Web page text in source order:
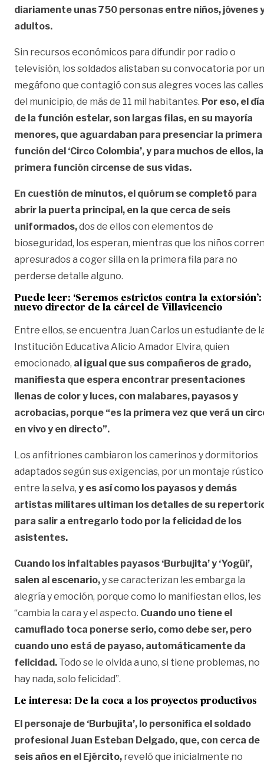
diariamente unas 750 personas entre niños, jóvenes
adultos.
Sin recursos económicos para difundir por radio o
televisión, los soldados alistaban su convocatoria por un
megáfono que contagió con sus alegres voces las calles
del municipio, de más de 11 mil habitantes. Por eso, el día
de la función estelar, son largas filas, en su mayoría
menores, que aguardaban para presenciar la primera
función del ‘Circo Colombia’, y para muchos de ellos, la
primera función circense de sus vidas.
En cuestión de minutos, el quórum se completó para
abrir la puerta principal, en la que cerca de seis
uniformados,dos de ellos con elementos de
bioseguridad, los esperan, mientras que los niños
apresurados a coger silla en la primera fila para no
perderse detalle alguno.
Puede leer: ‘Seremos estrictos contra la extorsión’:
nuevo director de la cárcel de Villavicencio
Entre ellos, se encuentra Juan Carlos un estudiante de
Institución Educativa Alicio Amador Elvira, quien
emocionado, al igual que sus compañeros de grado,
manifiesta que espera encontrar presentaciones
llenas de color y luces, con malabares, payasos y
acrobacias, porque “es la primera vez que verá un
en vivo y en directo”.
Los anfitriones cambiaron los camerinos y dormitorios
adaptados según sus exigencias, por un montaje rústico
entre la selva, y es así como los payasos y demás
artistas militares ultiman los detalles de su
para salir a entregarlo todo por la felicidad de los
asistentes.
Cuando los infaltables payasos ‘Burbujita’ y ‘Yogüi’,
salen al escenario,y se caracterizan les embarga la
alegría y emoción, porque como lo manifiestan ellos, les
“cambia la cara y el aspecto. Cuando uno tiene el
camuflado toca ponerse serio, como debe ser, pero
cuando uno está de payaso, automáticamente da
felicidad. Todo se le olvida a uno, si tiene problemas, no
hay nada, solo felicidad”.
Le interesa: De la coca a los proyectos productivos
El personaje de ‘Burbujita’, lo personifica el soldado
profesional Juan Esteban Delgado, que, con cerca de
seis años en el Ejército, reveló que inicialmente no